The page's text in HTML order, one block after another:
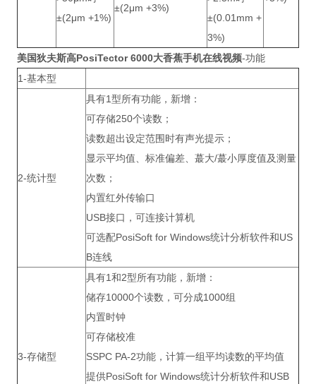
±(2μm +1%)
±(2μm +3%)
±(0.01mm +
3%)
美国狄夫斯高PosiTector6000大香蕉手机在线视频-功能
1-基本型
2-统计型
具有1型所有功能，新增：
可存储250个读数；
读数超出设定范围时有声光提示；
显示平均值、标准偏差、蕞大/蕞小厚度值及测量
次数；
内置红外传输口
USB接口，可连接计算机
可选配PosiSoft for Windows统计分析软件和US
B连线
3-存储型
具有1和2型所有功能，新增：
储存10000个读数，可分成1000组
内置时钟
可存储校准
SSPC PA-2功能，计算一组平均读数的平均值
提供PosiSoft for Windows统计分析软件和USB